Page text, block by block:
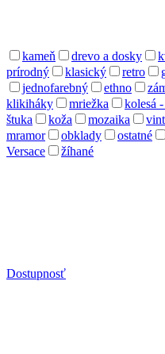
kameň drevo a dosky
prírodný
klasický retro
jednofarebný
ethno
klikiháky
mriežka kolesá
štuka
koža mozaika
mramor
obklady ostatné
Versace
žíhané
Dostupnosť